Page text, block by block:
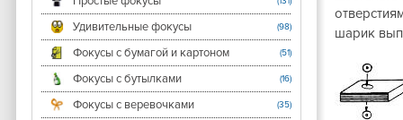
Удивительные фокусы (98)
Фокусы с бумагой и картоном (51)
Фокусы с бутылками (16)
Фокусы с веревочками (35)
шарик